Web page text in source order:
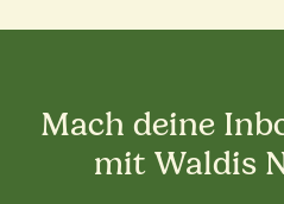
Mach deine
mit Waldis